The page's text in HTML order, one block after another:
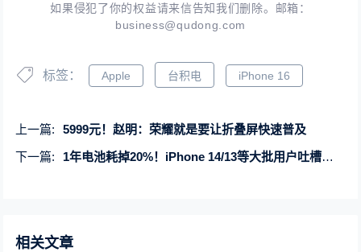
如果侵犯了你的权益请来信告知我们删除。邮箱：
business@qudong.com
标签： Apple 台积电 iPhone 16
上一篇:
5999元！赵明：荣耀就是要让折叠屏快速普及
下一篇:
1年电池耗掉20%！iPhone 14/13等大批用户吐槽苹果：换电池也涨价
相关文章